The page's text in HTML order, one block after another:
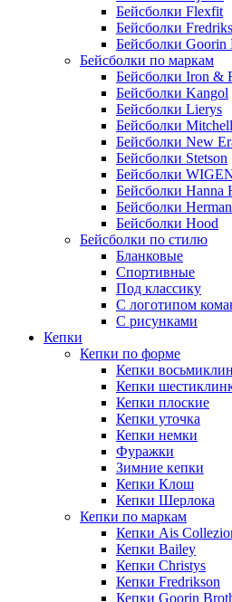
Бейсболки Flexfit
Бейсболки
Бейсболки Goorin
Бейсболки по маркам
Бейсболки Iron &
Бейсболки Kangol
Бейсболки Lierys
Бейсболки
Бейсболки New
Бейсболки Stetson
Бейсболки
Бейсболки Hanna
Бейсболки Herman
Бейсболки Hood
Бейсболки по стилю
Бланковые
Спортивные
Под классику
С логотипом
С рисунками
Кепки
Кепки по форме
Кепки
Кепки
Кепки плоские
Кепки уточка
Кепки немки
Фуражки
Зимние кепки
Кепки Клош
Кепки Шерлока
Кепки по маркам
Кепки Ais
Кепки Bailey
Кепки Christys
Кепки Fredrikson
Кепки Goorin